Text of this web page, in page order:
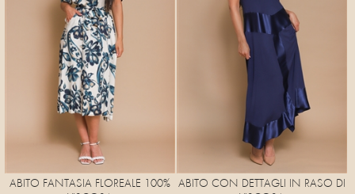
ABITO FANTASIA FLOREALE 100%
ABITO CON DETTAGLI IN RASO DI